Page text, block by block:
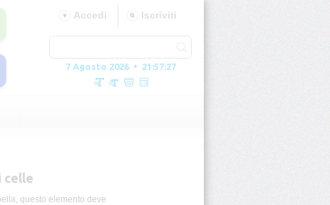
Iscriviti
Accedi
7 Agosto 2026 • 21:57:29
celle
questo elemento deve